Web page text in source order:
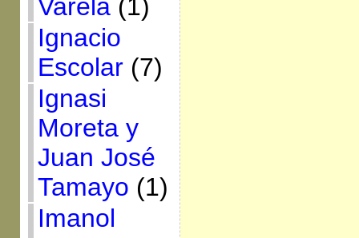
Varela(1)
Ignacio
Escolar(7)
Ignasi
Moreta y
Juan José
Tamayo (1)
Imanol